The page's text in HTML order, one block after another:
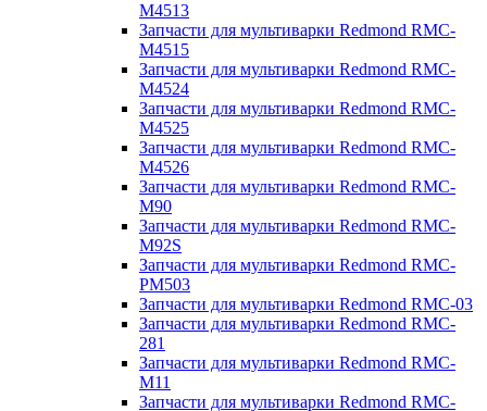
M4513
Запчасти для мультиварки Redmond RMC-
M4515
Запчасти для мультиварки Redmond RMC-
M4524
Запчасти для мультиварки Redmond RMC-
M4525
Запчасти для мультиварки Redmond RMC-
M4526
Запчасти для мультиварки Redmond RMC-
M90
Запчасти для мультиварки Redmond RMC-
M92S
Запчасти для мультиварки Redmond RMC-
PM503
Запчасти для мультиварки Redmond RMC-03
Запчасти для мультиварки Redmond RMC-
281
Запчасти для мультиварки Redmond RMC-
M11
Запчасти для мультиварки Redmond RMC-